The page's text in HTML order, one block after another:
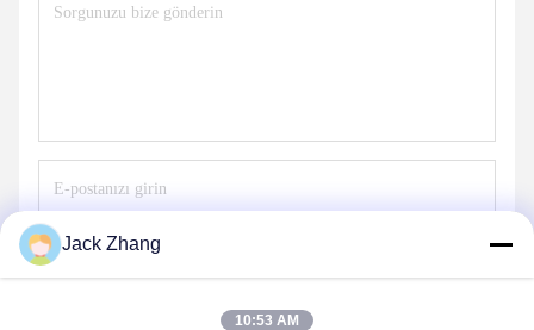
Jack Zhang
10:53 AM